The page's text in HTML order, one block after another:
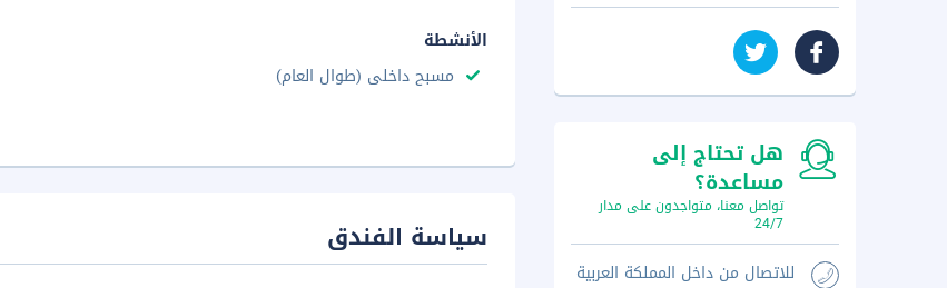
الأنشطة
مسبح داخلى (طوال العام)
سياسة الفندق
هل تحتاج إلى
مساعدة؟
تواصل معنا، متواجدون على مدار
24/7
للاتصال من داخل المملكة العربية